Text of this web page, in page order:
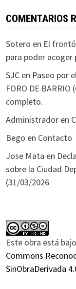
COMENTARIOS
Sotero en El
para poder
SJCen Paseo por
FORO DE
completo.
Administradoren
Bego en Contacto
Jose Mata en
sobre la Ciudad
(31/03/2026
Este obra está
Commons
SinObraDerivada